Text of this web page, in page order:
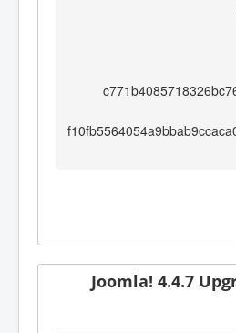
Joomla! 4.4.7